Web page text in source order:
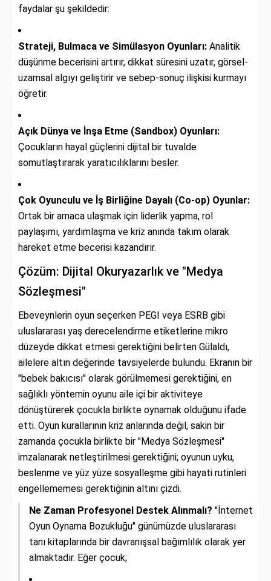
faydalar şu şekildedir:
Strateji, Bulmaca ve Simülasyon Oyunları: Analitik
düşünme becerisini artırır, dikkat süresini uzatır, görsel-
uzamsal algıyı geliştirir ve sebep-sonuç ilişkisi kurmayı
öğretir.
Açık Dünya ve İnşa Etme (Sandbox) Oyunları:
Çocukların hayal güçlerini dijital bir tuvalde
somutlaştırarak yaratıcılıklarını besler.
Çok Oyunculu ve İş Birliğine Dayalı (Co-op) Oyunlar:
Ortak bir amaca ulaşmak için liderlik yapma, rol
paylaşımı, yardımlaşma ve kriz anında takım olarak
hareket etme becerisi kazandırır.
Çözüm: Dijital Okuryazarlık ve "Medya
Sözleşmesi"
Ebeveynlerin oyun seçerken PEGI veya ESRB gibi
uluslararası yaş derecelendirme etiketlerine mikro
düzeyde dikkat etmesi gerektiğini belirten Gülaldı,
ailelere altın değerinde tavsiyelerde bulundu. Ekranın bir
"bebek bakıcısı" olarak görülmemesi gerektiğini, en
sağlıklı yöntemin oyunu aile içi bir aktiviteye
dönüştürerek çocukla birlikte oynamak olduğunu ifade
etti. Oyun kurallarının kriz anlarında değil, sakin bir
zamanda çocukla birlikte bir "Medya Sözleşmesi"
imzalanarak netleştirilmesi gerektiğini; oyunun uyku,
beslenme ve yüz yüze sosyalleşme gibi hayati rutinleri
engellememesi gerektiğinin altını çizdi.
Ne Zaman Profesyonel Destek Alınmalı? "İnternet
Oyun Oynama Bozukluğu" günümüzde uluslararası
tanı kitaplarında bir davranışsal bağımlılık olarak yer
almaktadır. Eğer çocuk;